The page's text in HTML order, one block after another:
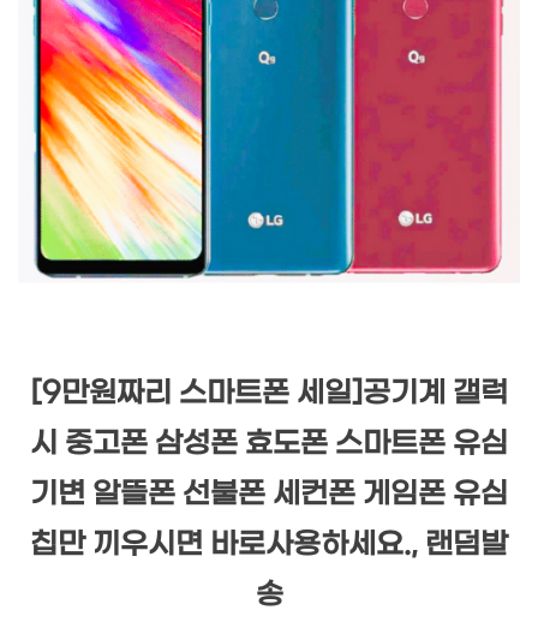
[9만원짜리 스마트폰 세일]공기계 갤럭
시 중고폰 삼성폰 효도폰 스마트폰 유심
기변 알뜰폰 선불폰 세컨폰 게임폰 유심
칩만 끼우시면 바로사용하세요., 랜덤발
송